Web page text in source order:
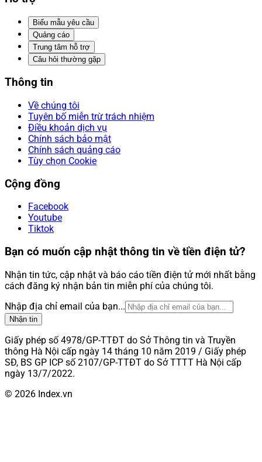
Biểu mẫu yêu cầu
Quảng cáo
Trung tâm hỗ trợ
Câu hỏi thường gặp
Thông tin
Về chúng tôi
Tuyên bố miễn trừ trách nhiệm
Điều khoản dịch vụ
Chính sách bảo mật
Chính sách quảng cáo
Tùy chọn Cookie
Cộng đồng
Facebook
Youtube
Tiktok
Bạn có muốn cập nhật thông tin về tiền điện tử?
Nhận tin tức, cập nhật và báo cáo tiền điện tử mới nhất bằng
cách đăng ký nhận bản tin miễn phí của chúng tôi.
Nhập địa chỉ email của bạn...
Nhận tin
Giấy phép số 4978/GP-TTĐT do Sở Thông tin và Truyền
thông Hà Nội cấp ngày 14 tháng 10 năm 2019 / Giấy phép
SĐ, BS GP ICP số 2107/GP-TTĐT do Sở TTTT Hà Nội cấp
ngày 13/7/2022.
© 2026 Index.vn